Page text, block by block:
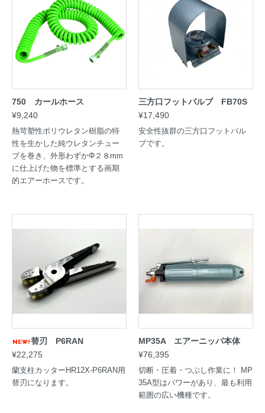
750 カールホース
¥9,240
熱苛塑性ポリウレタン樹脂の特
性を生かした純ウレタンチュー
ブを巻き、外形わずかΦ２８mm
に仕上げた物を標準とする画期
的エアーホースです。
三方口フットバルブ FB70S
¥17,490
安全性抜群の三方口フットバル
ブです。
替刃 P6RAN
¥22,275
蘭支柱カッターHR12X-P6RAN用
替刃になります。
MP35A エアーニッパ本体
¥76,395
切断・圧着・つぶし作業に！ MP
35A型はパワーがあり、最も利用
範囲の広い機種です。